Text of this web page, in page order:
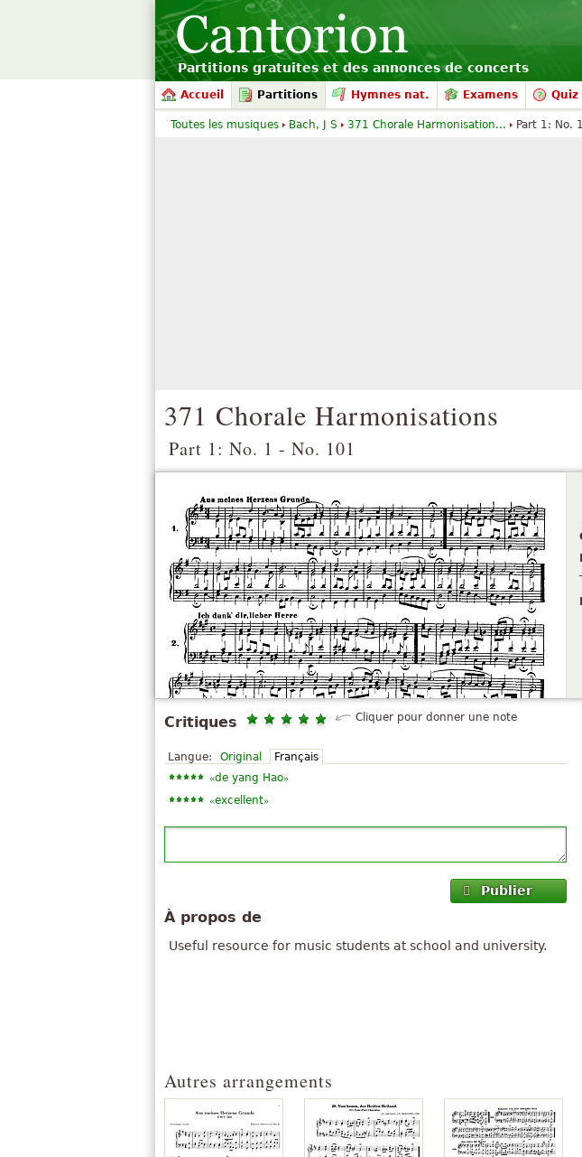
Partitions gratuites et des annonces de concerts
Accueil Partitions Hymnes nat. Examens Quiz
371 Chorale Harmonisations
Part 1: No. 1 - No. 101
Critiques Cliquer pour donner une note
Langue: Original Français
«de yang Hao»
«excellent»
Publier
À propos de
Useful resource for music students at school and university.
Autres arrangements
Toutes les musiques Bach, J S 371 Chorale Harmonisation... Part 1: No.